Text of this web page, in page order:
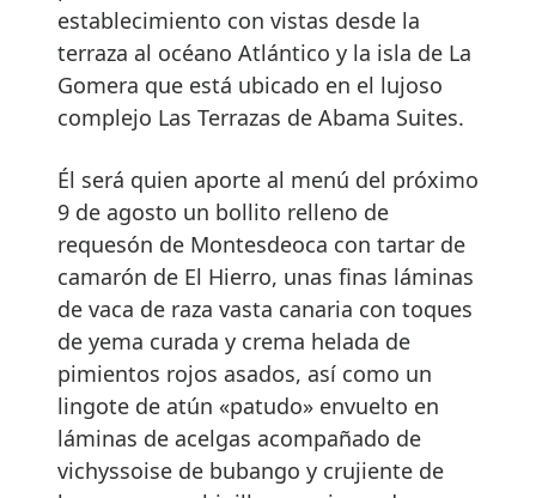
establecimiento con vistas desde la
terraza al océano Atlántico y la isla de La
Gomera que está ubicado en el lujoso
complejo Las Terrazas de Abama Suites.
Él será quien aporte al menú del próximo
9 de agosto un bollito relleno de
requesón de Montesdeoca con tartar de
camarón de El Hierro, unas finas láminas
de vaca de raza vasta canaria con toques
de yema curada y crema helada de
pimientos rojos asados, así como un
lingote de atún «patudo» envuelto en
láminas de acelgas acompañado de
vichyssoise de bubango y crujiente de